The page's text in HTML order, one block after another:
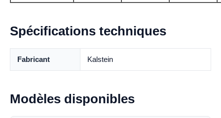
Spécifications techniques
Fabricant Kalstein
Modèles disponibles